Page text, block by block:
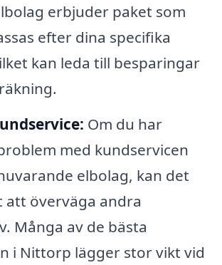
erbjuder paket som
efter dina specifika
kan leda till besparingar
Om du har
med kundservicen
elbolag, kan det
att överväga andra
Många av de bästa
i Nittorp lägger stor vikt vid